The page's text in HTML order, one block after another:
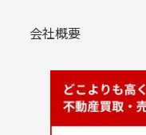
会社概要